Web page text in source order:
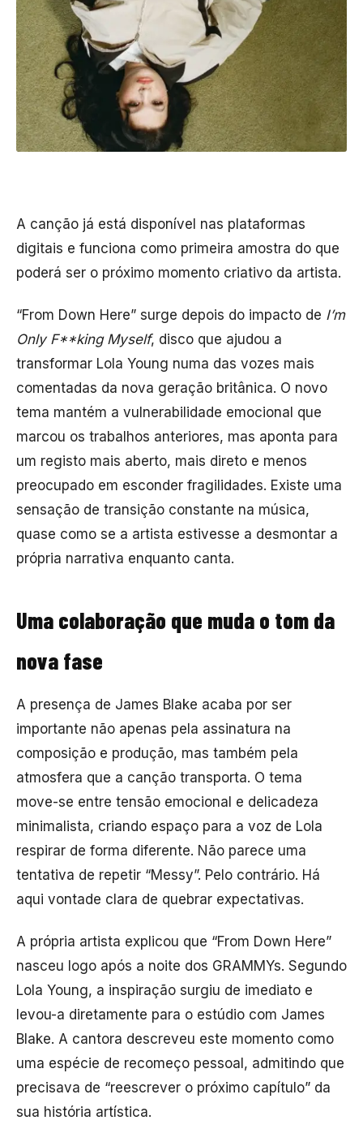
A canção já está disponível nas plataformas
digitais e funciona como primeira amostra do que
poderá ser o próximo momento criativo da artista.
“From Down Here” surge depois do impacto de I’m
Only F**king Myself, disco que ajudou a
transformar Lola Young numa das vozes mais
comentadas da nova geração britânica. O novo
tema mantém a vulnerabilidade emocional que
marcou os trabalhos anteriores, mas aponta para
um registo mais aberto, mais direto e menos
preocupado em esconder fragilidades. Existe uma
sensação de transição constante na música,
quase como se a artista estivesse a desmontar a
própria narrativa enquanto canta.
Uma colaboração que muda o tom da
nova fase
A presença de James Blake acaba por ser
importante não apenas pela assinatura na
composição e produção, mas também pela
atmosfera que a canção transporta. O tema
move-se entre tensão emocional e delicadeza
minimalista, criando espaço para a voz de Lola
respirar de forma diferente. Não parece uma
tentativa de repetir “Messy”. Pelo contrário. Há
aqui vontade clara de quebrar expectativas.
A própria artista explicou que “From Down Here”
nasceu logo após a noite dos GRAMMYs. Segundo
Lola Young, a inspiração surgiu de imediato e
levou-a diretamente para o estúdio com James
Blake. A cantora descreveu este momento como
uma espécie de recomeço pessoal, admitindo que
precisava de “reescrever o próximo capítulo” da
sua história artística.